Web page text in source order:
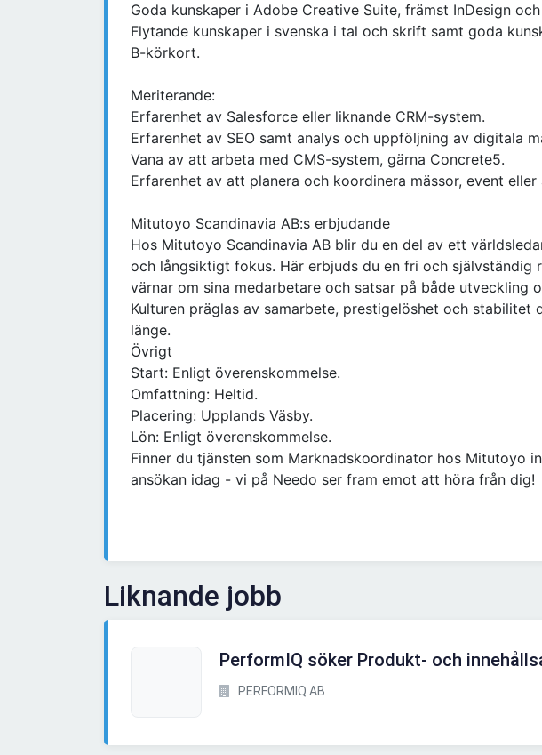
Goda kunskaper i Adobe Creative Suite, främst InDesign
Flytande kunskaper i svenska i tal och skrift samt goda
B-körkort.
Meriterande:
Erfarenhet av Salesforce eller liknande CRM-system.
Erfarenhet av SEO samt analys och uppföljning av digitala
Vana av att arbeta med CMS-system, gärna Concrete5.
Erfarenhet av att planera och koordinera mässor, event
Mitutoyo Scandinavia AB:s erbjudande
Hos Mitutoyo Scandinavia AB blir du en del av ett
och långsiktigt fokus. Här erbjuds du en fri och självständig
värnar om sina medarbetare och satsar på både utveckling
Kulturen präglas av samarbete, prestigelöshet och stabilitet
länge.
Övrigt
Start: Enligt överenskommelse.
Omfattning: Heltid.
Placering: Upplands Väsby.
Lön: Enligt överenskommelse.
Finner du tjänsten som Marknadskoordinator hos Mitutoyo
ansökan idag - vi på Needo ser fram emot att höra från dig!
Liknande jobb
PerformIQ söker Produkt- och
PERFORMIQ AB